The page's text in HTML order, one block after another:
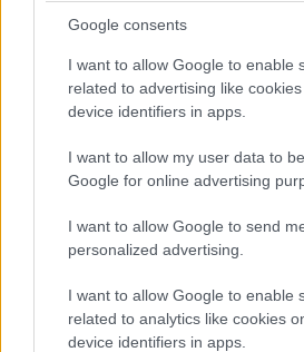
Google consents
I want to allow Google to enable
related to advertising like
device identifiers in apps.
I want to allow my user data to
Google for online advertising
I want to allow Google to send
personalized advertising.
I want to allow Google to enable
related to analytics like cookies
device identifiers in apps.
uri=celex:12008E%2FPRO%2F30
Απαντήστε